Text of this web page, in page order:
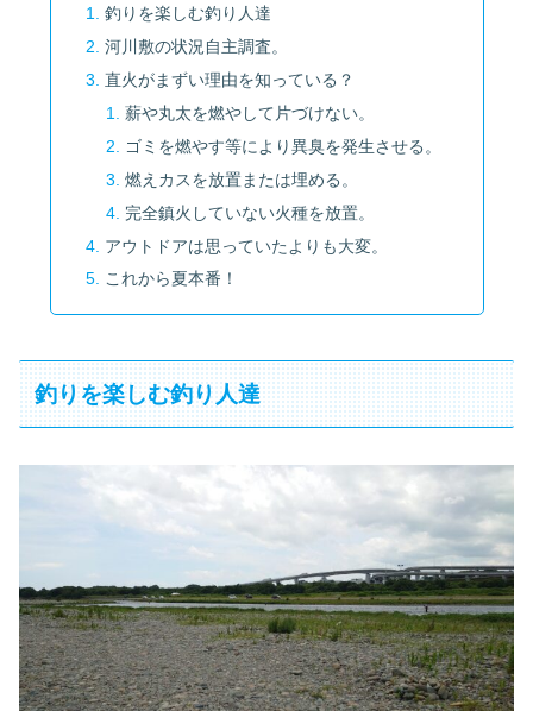
釣りを楽しむ釣り人達
河川敷の状況自主調査。
直火がまずい理由を知っている？
薪や丸太を燃やして片づけない。
ゴミを燃やす等により異臭を発生させる。
燃えカスを放置または埋める。
完全鎮火していない火種を放置。
アウトドアは思っていたよりも大変。
これから夏本番！
釣りを楽しむ釣り人達